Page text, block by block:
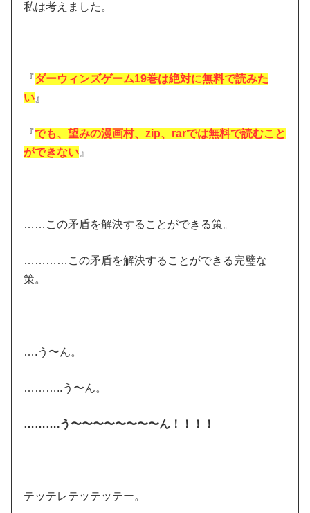
私は考えました。
『ダーウィンズゲーム19巻は絶対に無料で読みた
い 』
『でも、望みの漫画村、zip、rarでは無料で読むこと
ができない 』
……この矛盾を解決することができる策。
…………この矛盾を解決することができる完璧な
策。
….う〜ん。
………..う〜ん。
……….う〜〜〜〜〜〜〜〜ん！！！！
テッテレテッテッテー。